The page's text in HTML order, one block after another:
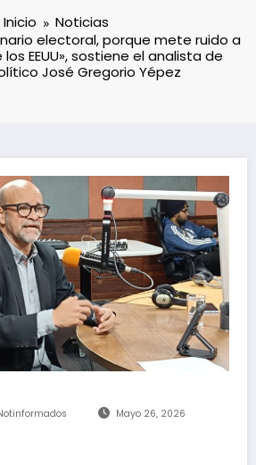
Inicio
Noticias
electoral, porque mete ruido a
EEUU», sostiene el analista de
José Gregorio Yépez
Mayo 26, 2026